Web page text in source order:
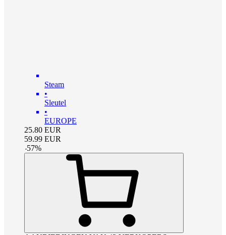
Steam
•
Sleutel
•
EUROPE
25.80 EUR
59.99 EUR
-57%